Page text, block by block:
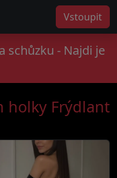
Vstoupit
schůzku - Najdi je
holky Frýdlant